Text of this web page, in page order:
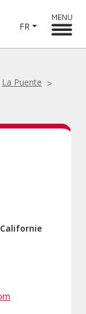
FR
MENU
La Puente
Californie